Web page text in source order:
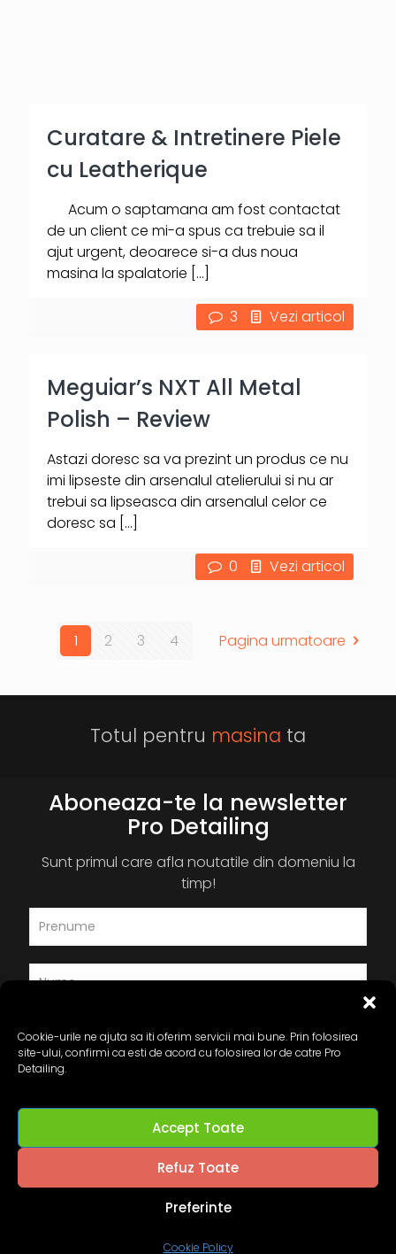
Cookie-urile ne ajuta sa iti oferim servicii mai bune. Prin folosirea
site-ului, confirmi ca esti de acord cu folosirea lor de catre Pro
Detailing.
Accept Toate
Refuz Toate
Preferinte
Cookie Policy
Curatare & Intretinere Piele
cu Leatherique
Acum o saptamana am fost contactat
de un client ce mi-a spus ca trebuie sa il
ajut urgent, deoarece si-a dus noua
masina la spalatorie […]
3 Vezi articol
Meguiar’s NXT All Metal
Polish – Review
Astazi doresc sa va prezint un produs ce nu
imi lipseste din arsenalul atelierului si nu ar
trebui sa lipseasca din arsenalul celor ce
doresc sa […]
0 Vezi articol
1 2 3 4 Pagina urmatoare
Totul pentru masina ta
Aboneaza-te la newsletter
Pro Detailing
Sunt primul care afla noutatile din domeniu la
timp!
© 2024 Pro-Detailing.ro. All Rights Reserved.